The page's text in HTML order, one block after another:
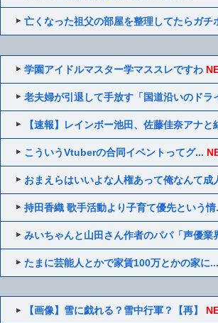
亡くなった祖父の部屋を整理してたらガチ
学園アイドルマスター学マススレですわ
老夫婦が引退して手放す「国道沿いのドラ
【速報】レインボー池田、佐藤佳奈アナと
こういうVtuberの合同イベントってグ...
おまえらはいいよな人権あって俺なんて成
持田香織 歌手活動より子育て優先という情
みいちゃんと山田さん作者のパパ「声優業
たまに芸能人とかで家賃100万とかの家に...
【画像】雪に戯れる？雪中行軍？【再】